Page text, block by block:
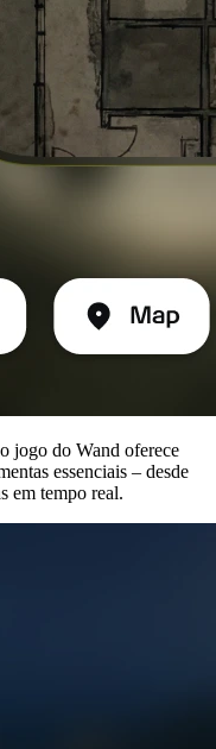
jogo do Wand oferece
essenciais – desde
em tempo real.